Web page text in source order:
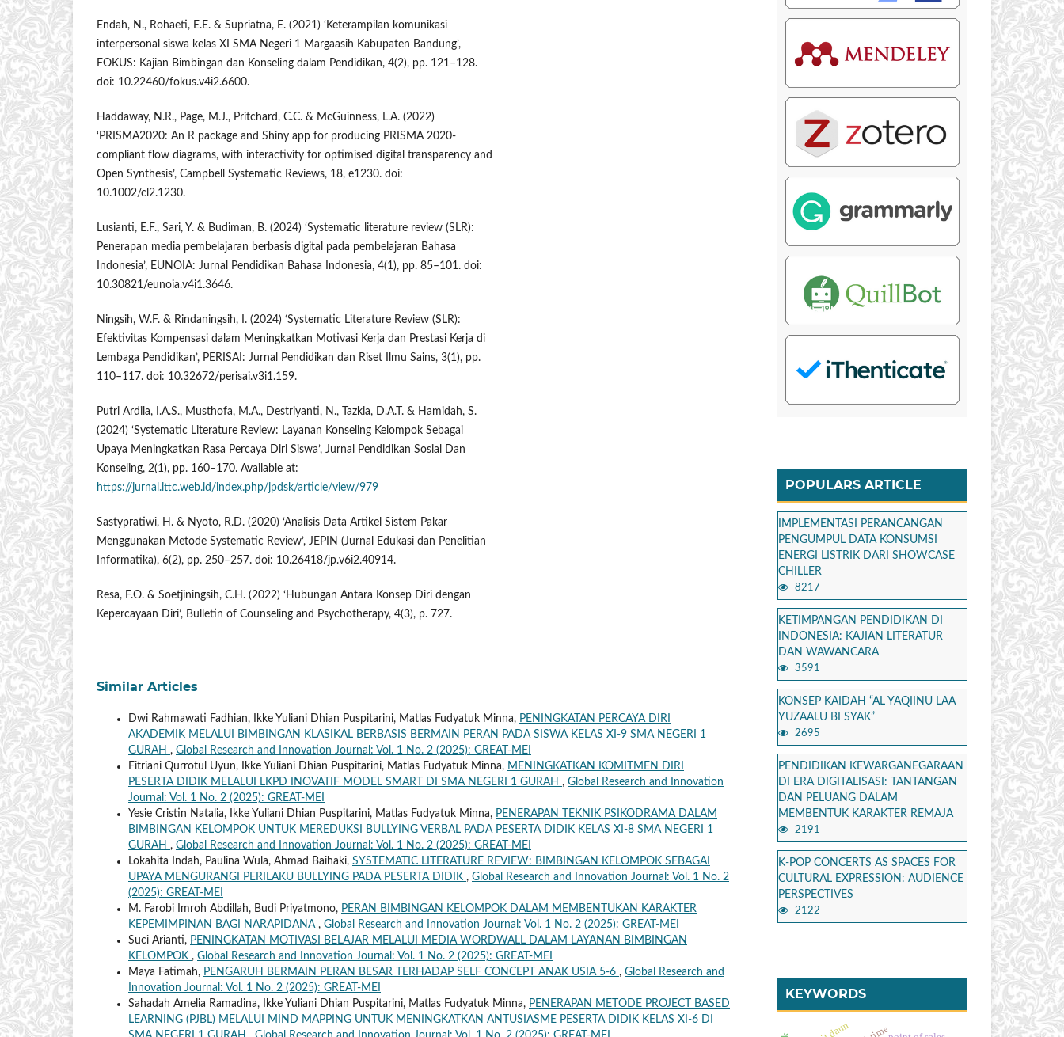
Endah, N., Rohaeti, E.E. & Supriatna, E. (2021) ‘Keterampilan komunikasi
interpersonal siswa kelas XI SMA Negeri 1 Margaasih Kabupaten Bandung’,
FOKUS: Kajian Bimbingan dan Konseling dalam Pendidikan, 4(2), pp. 121–128.
doi: 10.22460/fokus.v4i2.6600.
Haddaway, N.R., Page, M.J., Pritchard, C.C. & McGuinness, L.A. (2022)
‘PRISMA2020: An R package and Shiny app for producing PRISMA 2020-
compliant flow diagrams, with interactivity for optimised digital transparency and
Open Synthesis’, Campbell Systematic Reviews, 18, e1230. doi:
10.1002/cl2.1230.
Lusianti, E.F., Sari, Y. & Budiman, B. (2024) ‘Systematic literature review (SLR):
Penerapan media pembelajaran berbasis digital pada pembelajaran Bahasa
Indonesia’, EUNOIA: Jurnal Pendidikan Bahasa Indonesia, 4(1), pp. 85–101. doi:
10.30821/eunoia.v4i1.3646.
Ningsih, W.F. & Rindaningsih, I. (2024) ‘Systematic Literature Review (SLR):
Efektivitas Kompensasi dalam Meningkatkan Motivasi Kerja dan Prestasi Kerja di
Lembaga Pendidikan’, PERISAI: Jurnal Pendidikan dan Riset Ilmu Sains, 3(1), pp.
110–117. doi: 10.32672/perisai.v3i1.159.
Putri Ardila, I.A.S., Musthofa, M.A., Destriyanti, N., Tazkia, D.A.T. & Hamidah, S.
(2024) ‘Systematic Literature Review: Layanan Konseling Kelompok Sebagai
Upaya Meningkatkan Rasa Percaya Diri Siswa’, Jurnal Pendidikan Sosial Dan
Konseling, 2(1), pp. 160–170. Available at:
https://jurnal.ittc.web.id/index.php/jpdsk/article/view/979
Sastypratiwi, H. & Nyoto, R.D. (2020) ‘Analisis Data Artikel Sistem Pakar
Menggunakan Metode Systematic Review’, JEPIN (Jurnal Edukasi dan Penelitian
Informatika), 6(2), pp. 250–257. doi: 10.26418/jp.v6i2.40914.
Resa, F.O. & Soetjiningsih, C.H. (2022) ‘Hubungan Antara Konsep Diri dengan
Kepercayaan Diri’, Bulletin of Counseling and Psychotherapy, 4(3), p. 727.
Similar Articles
Dwi Rahmawati Fadhian, Ikke Yuliani Dhian Puspitarini, Matlas Fudyatuk Minna, PENINGKATAN PERCAYA DIRI
AKADEMIK MELALUI BIMBINGAN KLASIKAL BERBASIS BERMAIN PERAN PADA SISWA KELAS XI-9 SMA NEGERI 1
GURAH , Global Research and Innovation Journal: Vol. 1 No. 2 (2025): GREAT-MEI
Fitriani Qurrotul Uyun, Ikke Yuliani Dhian Puspitarini, Matlas Fudyatuk Minna, MENINGKATKAN KOMITMEN DIRI
PESERTA DIDIK MELALUI LKPD INOVATIF MODEL SMART DI SMA NEGERI 1 GURAH , Global Research and Innovation
Journal: Vol. 1 No. 2 (2025): GREAT-MEI
Yesie Cristin Natalia, Ikke Yuliani Dhian Puspitarini, Matlas Fudyatuk Minna, PENERAPAN TEKNIK PSIKODRAMA DALAM
BIMBINGAN KELOMPOK UNTUK MEREDUKSI BULLYING VERBAL PADA PESERTA DIDIK KELAS XI-8 SMA NEGERI 1
GURAH , Global Research and Innovation Journal: Vol. 1 No. 2 (2025): GREAT-MEI
Lokahita Indah, Paulina Wula, Ahmad Baihaki, SYSTEMATIC LITERATURE REVIEW: BIMBINGAN KELOMPOK SEBAGAI
UPAYA MENGURANGI PERILAKU BULLYING PADA PESERTA DIDIK , Global Research and Innovation Journal: Vol. 1 No. 2
(2025): GREAT-MEI
M. Farobi Imroh Abdillah, Budi Priyatmono, PERAN BIMBINGAN KELOMPOK DALAM MEMBENTUKAN KARAKTER
KEPEMIMPINAN BAGI NARAPIDANA , Global Research and Innovation Journal: Vol. 1 No. 2 (2025): GREAT-MEI
Suci Arianti, PENINGKATAN MOTIVASI BELAJAR MELALUI MEDIA WORDWALL DALAM LAYANAN BIMBINGAN
KELOMPOK , Global Research and Innovation Journal: Vol. 1 No. 2 (2025): GREAT-MEI
Maya Fatimah, PENGARUH BERMAIN PERAN BESAR TERHADAP SELF CONCEPT ANAK USIA 5-6 , Global Research and
Innovation Journal: Vol. 1 No. 2 (2025): GREAT-MEI
Sahadah Amelia Ramadina, Ikke Yuliani Dhian Puspitarini, Matlas Fudyatuk Minna, PENERAPAN METODE PROJECT BASED
LEARNING (PJBL) MELALUI MIND MAPPING UNTUK MENINGKATKAN ANTUSIASME PESERTA DIDIK KELAS XI-6 DI
POPULARS ARTICLE
IMPLEMENTASI PERANCANGAN
PENGUMPUL DATA KONSUMSI
ENERGI LISTRIK DARI SHOWCASE
CHILLER
8217
KETIMPANGAN PENDIDIKAN DI
INDONESIA: KAJIAN LITERATUR
DAN WAWANCARA
3591
KONSEP KAIDAH “AL YAQIINU LAA
YUZAALU BI SYAK”
2695
PENDIDIKAN KEWARGANEGARAAN
DI ERA DIGITALISASI: TANTANGAN
DAN PELUANG DALAM
MEMBENTUK KARAKTER REMAJA
2191
K-POP CONCERTS AS SPACES FOR
CULTURAL EXPRESSION: AUDIENCE
PERSPECTIVES
2122
KEYWORDS